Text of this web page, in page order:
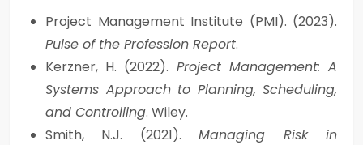
Project Management Institute (PMI). (2023).
Pulse of the Profession Report.
Kerzner, H. (2022). Project Management: A
Systems Approach to Planning, Scheduling,
and Controlling. Wiley.
Smith, N.J. (2021).Managing Risk in